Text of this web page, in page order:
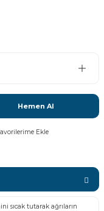
Hemen Al
sıcak tutarak ağrıların